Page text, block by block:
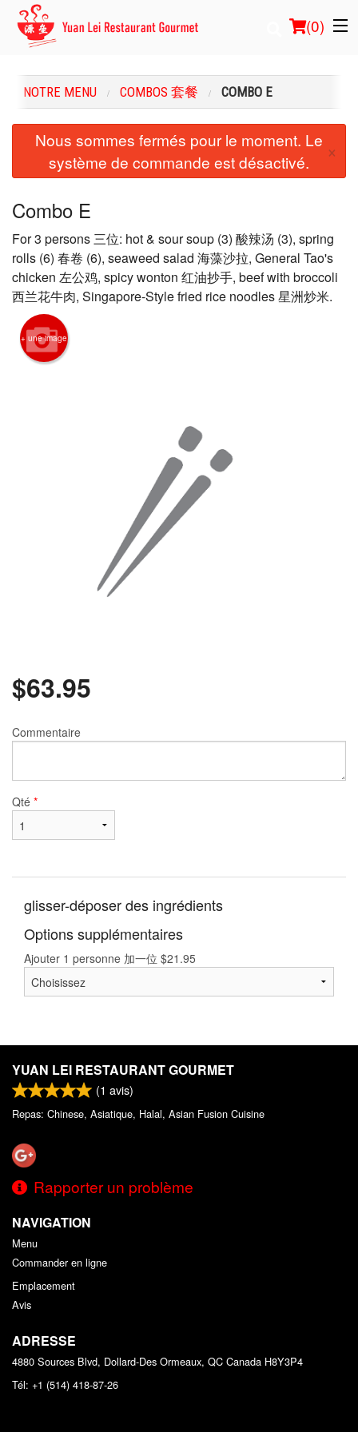
(0)
Commander en ligne
Emplacement
Connection
Inscription
Panier (0)
NOTRE MENU COMBOS 套餐 COMBO E
Nous sommes fermés pour le moment. Le
système de commande est désactivé.
×
Combo E
For 3 persons 三位: hot & sour soup (3) 酸辣汤 (3), spring
rolls (6) 春卷 (6), seaweed salad 海藻沙拉, General Tao's
chicken 左公鸡, spicy wonton 红油抄手, beef with broccoli
西兰花牛肉, Singapore-Style fried rice noodles 星洲炒米.
+ une image
$63.95
Commentaire
Qté *
glisser-déposer des ingrédients
Options supplémentaires
Ajouter 1 personne 加一位 $21.95
YUAN LEI RESTAURANT GOURMET
(1 avis)
Repas: Chinese, Asiatique, Halal, Asian Fusion Cuisine
Rapporter un problème
NAVIGATION
Menu
Commander en ligne
Emplacement
Avis
ADRESSE
4880 Sources Blvd, Dollard-Des Ormeaux, QC Canada H8Y3P4
Tél: +1 (514) 418-87-26